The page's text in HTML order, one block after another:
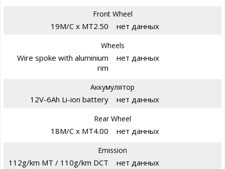
Front Wheel
19M/C x MT2.50 нет данных
Wheels
Wire spoke with aluminium
rim
нет данных
Аккумулятор
12V-6Ah Li-ion battery нет данных
Rear Wheel
18M/C x MT4.00 нет данных
Emission
112g/km MT / 110g/km DCT нет данных